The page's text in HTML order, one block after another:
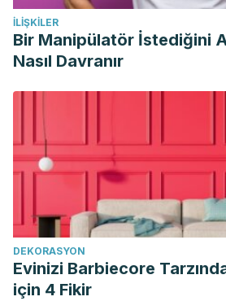
İLIŞKILER
Bir Manipülatör İstediğini
Nasıl Davranır
DEKORASYON
Evinizi Barbiecore
için 4 Fikir